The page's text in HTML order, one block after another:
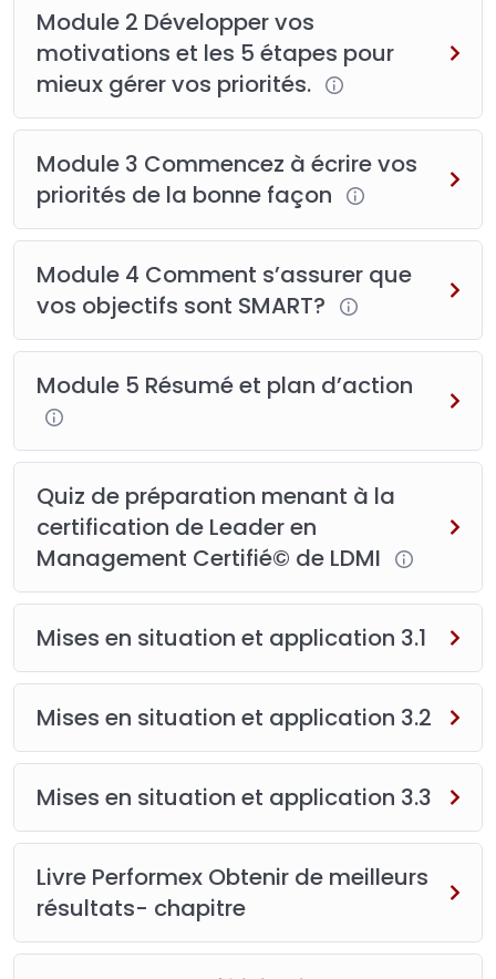
Module 2 Développer vos
motivations et les 5 étapes pour
mieux gérer vos priorités.
Module 3 Commencez à écrire vos
priorités de la bonne façon
Module 4 Comment s’assurer que
vos objectifs sont SMART?
Module 5 Résumé et plan d’action
Quiz de préparation menant à la
certification de Leader en
Management Certifié© de LDMI
Mises en situation et application 3.1
Mises en situation et application 3.2
Mises en situation et application 3.3
Livre Performex Obtenir de meilleurs
résultats- chapitre